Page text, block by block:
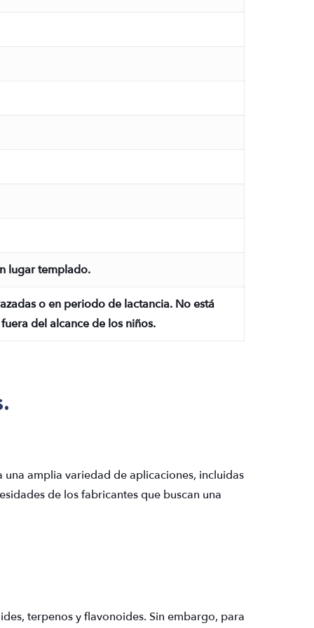
lugar templado.
curar o prevenir ninguna enfermedad. Mantener fuera del alcance de los niños.
amplia variedad de aplicaciones, incluidas
de los fabricantes que buscan una
terpenos y flavonoides. Sin embargo, para